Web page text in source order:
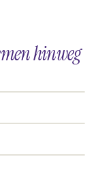
hinweg